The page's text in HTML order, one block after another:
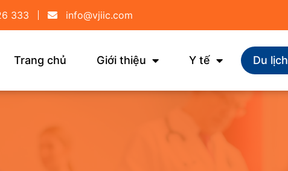
333 info@vjiic.com
Trang chủ Giới thiệu Y tế Du lịch